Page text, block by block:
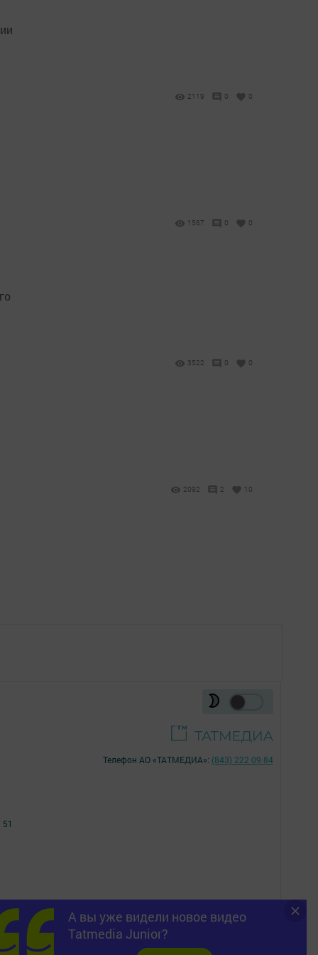
2119 0 0
1567 0 0
3522 0 0
2092 2 10
А вы уже видели новое видео
Tatmedia Junior?
Телефон АО «ТАТМЕДИА»: (843) 222 09 84